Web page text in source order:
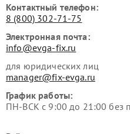
Контактный телефон:
8 (800) 302-71-75
Электронная почта:
info@evga-fix.ru
для юридических лиц
manager@fix-evga.ru
График работы:
ПН-ВСК с 9:00 до 21:00 без